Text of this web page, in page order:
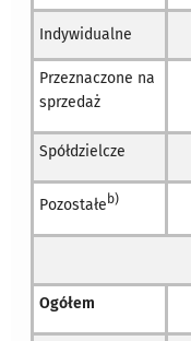
Indywidualne
Przeznaczone na
sprzedaż
Spółdzielcze
Pozostałeb)
Ogółem